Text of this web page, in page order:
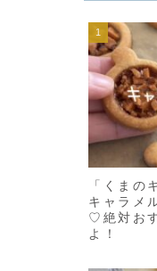
「くまの
キャラメ
♡絶対お
よ！